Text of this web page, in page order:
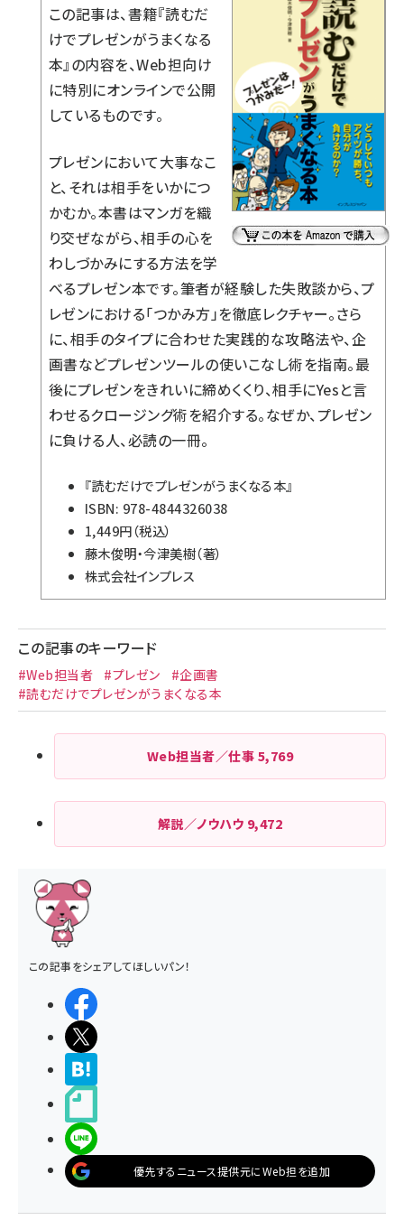
この記事は、書籍『読むだ
けでプレゼンがうまくなる
本』の内容を、Web担向け
に特別にオンラインで公開
しているものです。
プレゼンにおいて大事なこ
と、それは相手をいかにつ
かむか。本書はマンガを織
り交ぜながら、相手の心を
わしづかみにする方法を学
べるプレゼン本です。筆者が経験した失敗談から、プ
レゼンにおける「つかみ方」を徹底レクチャー。さら
に、相手のタイプに合わせた実践的な攻略法や、企
画書などプレゼンツールの使いこなし術を指南。最
後にプレゼンをきれいに締めくくり、相手にYesと言
わせるクロージング術を紹介する。なぜか、プレゼン
に負ける人、必読の一冊。
『読むだけでプレゼンがうまくなる本』
ISBN: 978-4844326038
1,449円（税込）
藤木俊明・今津美樹（著）
株式会社インプレス
この記事のキーワード
#Web担当者 #プレゼン
#企画書
#読むだけでプレゼンがうまくなる本
Web担当者／仕事 5,769
解説／ノウハウ 9,472
この記事をシェアしてほしいパン！
優先するニュース提供元にWeb担を追加